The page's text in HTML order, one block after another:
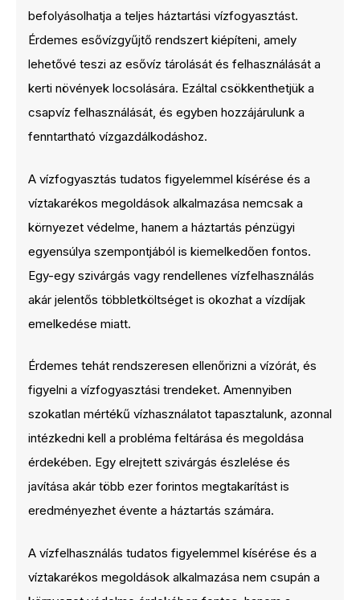
befolyásolhatja a teljes háztartási vízfogyasztást.
Érdemes esővízgyűjtő rendszert kiépíteni, amely
lehetővé teszi az esővíz tárolását és felhasználását a
kerti növények locsolására. Ezáltal csökkenthetjük a
csapvíz felhasználását, és egyben hozzájárulunk a
fenntartható vízgazdálkodáshoz.
A vízfogyasztás tudatos figyelemmel kísérése és a
víztakarékos megoldások alkalmazása nemcsak a
környezet védelme, hanem a háztartás pénzügyi
egyensúlya szempontjából is kiemelkedően fontos.
Egy-egy szivárgás vagy rendellenes vízfelhasználás
akár jelentős többletköltséget is okozhat a vízdíjak
emelkedése miatt.
Érdemes tehát rendszeresen ellenőrizni a vízórát, és
figyelni a vízfogyasztási trendeket. Amennyiben
szokatlan mértékű vízhasználatot tapasztalunk, azonnal
intézkedni kell a probléma feltárása és megoldása
érdekében. Egy elrejtett szivárgás észlelése és
javítása akár több ezer forintos megtakarítást is
eredményezhet évente a háztartás számára.
A vízfelhasználás tudatos figyelemmel kísérése és a
víztakarékos megoldások alkalmazása nem csupán a